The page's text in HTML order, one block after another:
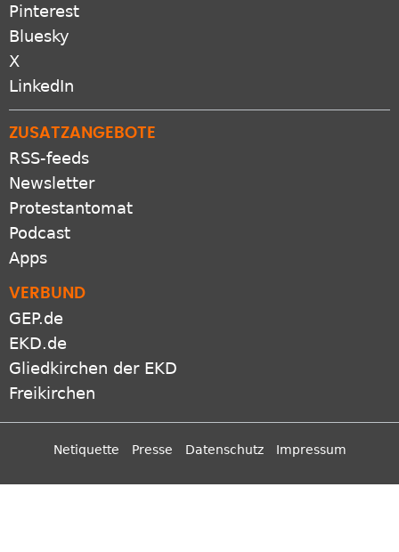
Pinterest
Bluesky
X
LinkedIn
ZUSATZANGEBOTE
RSS-feeds
Newsletter
Protestantomat
Podcast
Apps
VERBUND
GEP.de
EKD.de
Gliedkirchen der EKD
Freikirchen
Netiquette Presse Datenschutz Impressum